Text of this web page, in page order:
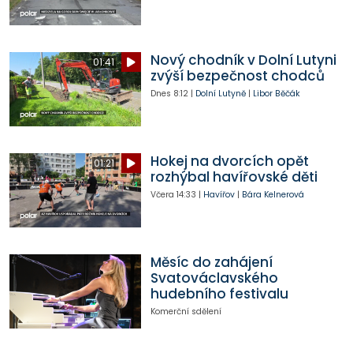
01:41
Nový chodník v Dolní Lutyni
zvýší bezpečnost chodců
Dnes 8:12| Dolní Lutyně| Libor Běčák
01:21
Hokej na dvorcích opět
rozhýbal havířovské děti
Včera 14:33 | Havířov| Bára Kelnerová
Měsíc do zahájení
Svatováclavského
hudebního festivalu
Komerční sdělení